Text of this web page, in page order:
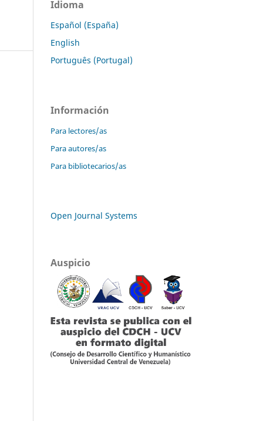
Idioma
Español (España)
English
Português (Portugal)
Información
Para lectores/as
Para autores/as
Para bibliotecarios/as
Open Journal Systems
Auspicio